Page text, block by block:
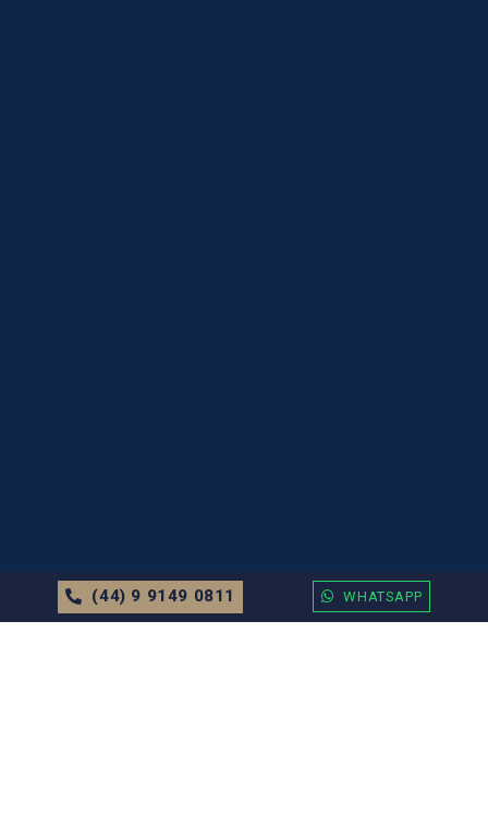
(44) 9 9149 0811 WHATSAPP